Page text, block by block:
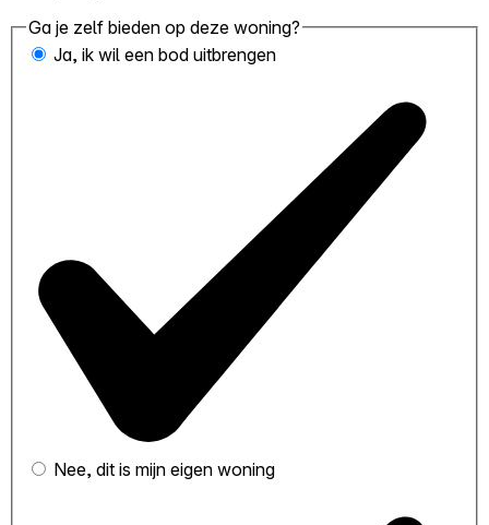
Ga je zelf bieden op deze woning?
Ja, ik wil een bod uitbrengen
Nee, dit is mijn eigen woning